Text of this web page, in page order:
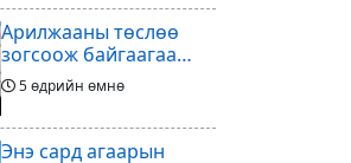
Арилжааны төслөө
зогсоож байгаагаа
Ж.Инфантино
мэдэгдэв
5 өдрийн өмнө
Энэ сард агаарын